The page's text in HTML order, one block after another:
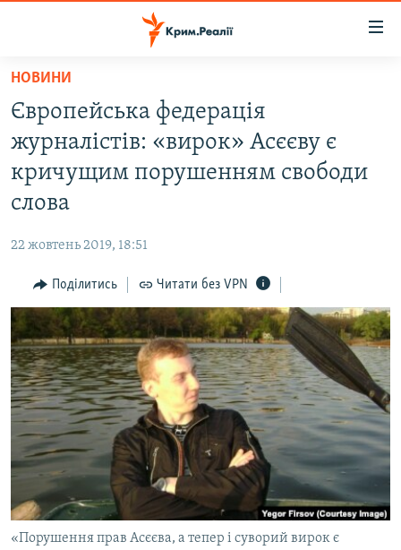
Перейти
основного
матеріалу
Перейти
до
основної
Перейти
пошуку
ВОДА.КРИМ
ВІДЕО ТА ФОТО
ІНТЕРВ'Ю
ВСЕ ЗА ДЕНЬ
СПЕЦПРОЕКТИ
ДЕПОРТАЦІЯ
ВІДЕОУРОКИ «ELIFBE»
СВІДЧЕННЯ ОКУПАЦІЇ
УКРАЇНСЬКА ПРОБЛЕМА КРИМУ
ІНФОГРАФІКА
ЯК ОБІЙТИ БЛОКУВАННЯ
Русский
Qırımtatar
ДОЛУЧАЙСЯ!
НОВИНИ
Європейська федерація
журналістів: «вирок» Асєєву є
кричущим порушенням свободи
слова
22 жовтень 2019, 18:51
Поділитись Читати без VPN
«Порушення прав Асєєва, а тепер і суворий вирок є